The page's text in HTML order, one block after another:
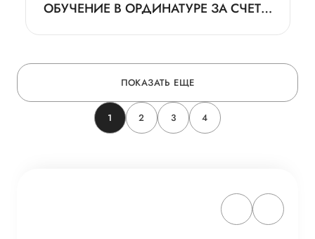
ОБУЧЕНИЕ В ОРДИНАТУРЕ ЗА СЧЕТ
ПОКАЗАТЬ ЕЩЕ
1 2 3 4